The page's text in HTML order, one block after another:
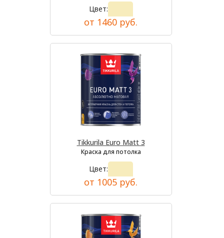
Цвет:
от 1460 руб.
Tikkurila Euro Matt 3
Краска для потолка
Цвет:
от 1005 руб.